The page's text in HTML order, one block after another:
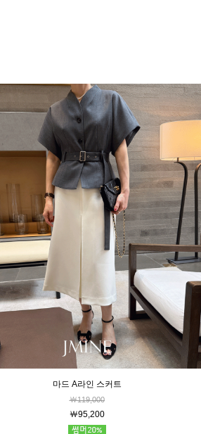
마드 A라인 스커트
￦119,000
￦95,200